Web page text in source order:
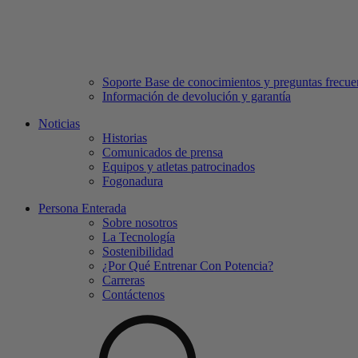
Soporte Base de conocimientos y preguntas
Información de devolución y garantía
Noticias
Historias
Comunicados de prensa
Equipos y atletas patrocinados
Fogonadura
Persona Enterada
Sobre nosotros
La Tecnología
Sostenibilidad
¿Por Qué Entrenar Con Potencia?
Carreras
Contáctenos